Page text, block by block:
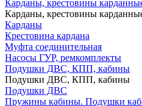
Карданы, крестовины
Карданы, крестовины
Карданы
Крестовина кардана
Муфта соединительная
Насосы ГУР, ремкомплекты
Подушки ДВС, КПП, кабины
Подушки ДВС, КПП, кабины
Подушки ДВС
Пружины кабины. Подушки